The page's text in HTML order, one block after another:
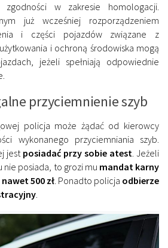
zgodności w zakresie homologacji.
już wcześniej rozporządzeniem
i części pojazdów związane z
i ochroną środowiska mogą
jeżeli spełniają odpowiednie
przyciemnienie szyb
policja może żądać od kierowcy
wykonanego przyciemniania szyb.
jest posiadać przy sobie atest. Jeżeli
posiada, to grozi mu mandat karny
500 zł. Ponadto policja odbierze
.